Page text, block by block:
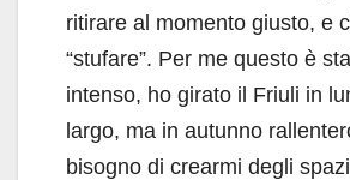
ritirare al momento giusto, e
“stufare”. Per me questo è
intenso, ho girato il Friuli in
largo, ma in autunno
bisogno di crearmi degli